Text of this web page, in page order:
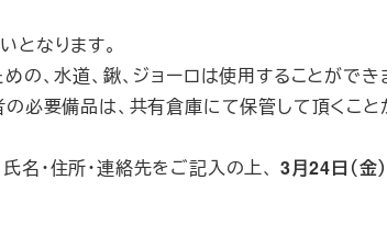
となります。
、水道、鍬、ジョーロは使用することができ
の必要備品は、共有倉庫にて保管して頂くこ
氏名・住所・連絡先をご記入の上、 3月24日（金）